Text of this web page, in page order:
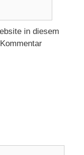
in diesem